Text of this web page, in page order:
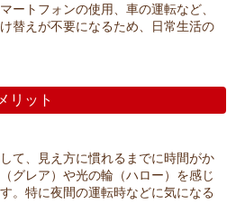
ートフォンの使用、車の運転など、
替えが不要になるため、日常生活の
リット
て、見え方に慣れるまでに時間がか
グレア）や光の輪（ハロー）を感じ
。特に夜間の運転時などに気になる